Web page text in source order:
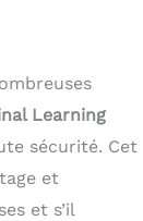
Learning
sécurité. Cet
et
et s’il